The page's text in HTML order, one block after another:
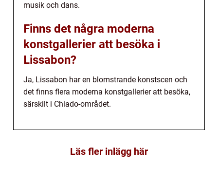
musik och dans.
Finns det några moderna
konstgallerier att besöka i
Lissabon?
Ja, Lissabon har en blomstrande konstscen och
det finns flera moderna konstgallerier att besöka,
särskilt i Chiado-området.
Läs fler inlägg här